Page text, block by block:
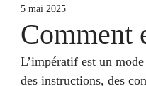
orale
pratique B1 - Niveau
Comment
5 mai 2025
L’impératif est un
des instructions, des